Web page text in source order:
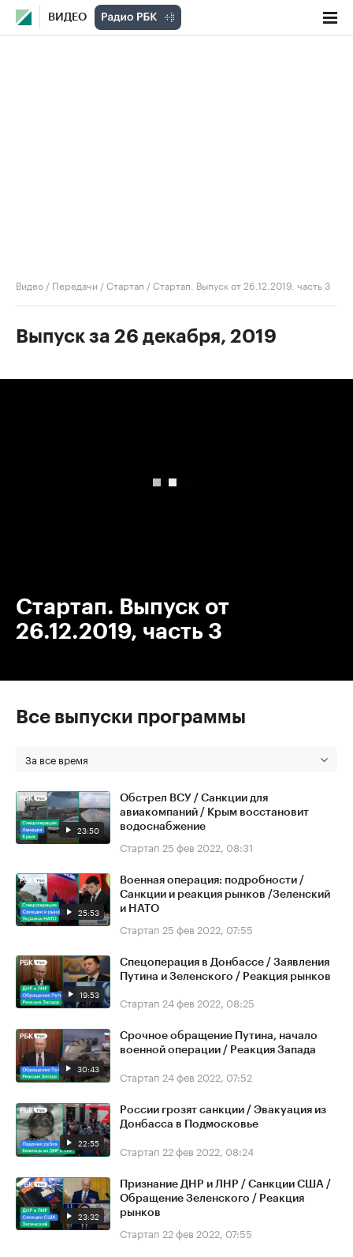
ВИДЕО
Видео / Передачи /Стартап /Стартап. Выпуск от 26.12.2019, часть 3
Выпуск за 26 декабря, 2019
Стартап. Выпуск от
26.12.2019, часть 3
Все выпуски программы
За все время
23:50
Обстрел ВСУ / Санкции для
авиакомпаний / Крым восстановит
водоснабжение
Стартап 25 фев 2022, 08:31
25:53
Военная операция: подробности /
Санкции и реакция рынков /Зеленский
и НАТО
Стартап 25 фев 2022, 07:55
19:53
Спецоперация в Донбассе / Заявления
Путина и Зеленского / Реакция рынков
Стартап 24 фев 2022, 08:25
30:43
Срочное обращение Путина, начало
военной операции / Реакция Запада
Стартап 24 фев 2022, 07:52
22:55
России грозят санкции / Эвакуация из
Донбасса в Подмосковье
Стартап 22 фев 2022, 08:24
23:32
Признание ДНР и ЛНР / Санкции США /
Обращение Зеленского / Реакция
рынков
Стартап 22 фев 2022, 07:55